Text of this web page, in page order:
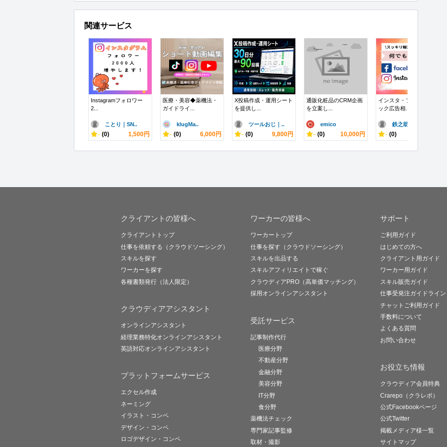
関連サービス
Instagramフォロワー
2...
ことり｜SN..
- (0) 1,500円
医療・美容◆薬機法・
ガイドライ...
klugMa..
- (0) 6,000円
X投稿作成・運用シート
を提供し...
ツールおじ｜..
- (0) 9,800円
通販化粧品のCRM企画
を立案し...
emico
- (0) 10,000円
インスタ・フェイスブ
ック広告相...
鉄之助企画 ..
- (0)
クライアントの皆様へ
クライアントトップ
仕事を依頼する（クラウドソーシング）
スキルを探す
ワーカーを探す
各種書類発行（法人限定）
クラウディアアシスタント
オンラインアシスタント
経理業務特化オンラインアシスタント
英語対応オンラインアシスタント
プラットフォームサービス
エクセル作成
ネーミング
イラスト・コンペ
デザイン・コンペ
ロゴデザイン・コンペ
ワーカーの皆様へ
ワーカートップ
仕事を探す（クラウドソーシング）
スキルを出品する
スキルアフィリエイトで稼ぐ
クラウディアPRO（高単価マッチング）
採用オンラインアシスタント
受託サービス
記事制作代行
医療分野
不動産分野
金融分野
美容分野
IT分野
食分野
薬機法チェック
専門家記事監修
取材・撮影
サポート
ご利用ガイド
はじめての方へ
クライアント用ガイド
ワーカー用ガイド
スキル販売ガイド
仕事受発注ガイドライン
チャットご利用ガイド
手数料について
よくある質問
お問い合わせ
お役立ち情報
クラウディア会員特典
Crarepo（クラレポ）
公式Facebookページ
公式Twitter
掲載メディア様一覧
サイトマップ